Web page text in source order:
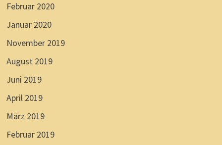
Februar 2020
Januar 2020
November 2019
August 2019
Juni 2019
April 2019
März 2019
Februar 2019